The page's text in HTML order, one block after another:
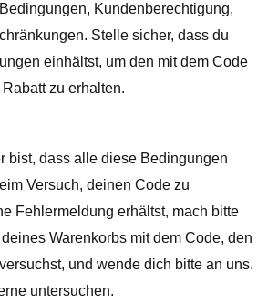
Kundenberechtigung,
Stelle sicher, dass du
einhältst, um den mit dem Code
zu erhalten.
bist, dass alle diese Bedingungen
Versuch, deinen Code zu
Fehlermeldung erhältst, mach bitte
Warenkorbs mit dem Code, den
und wende dich bitte an uns.
untersuchen.